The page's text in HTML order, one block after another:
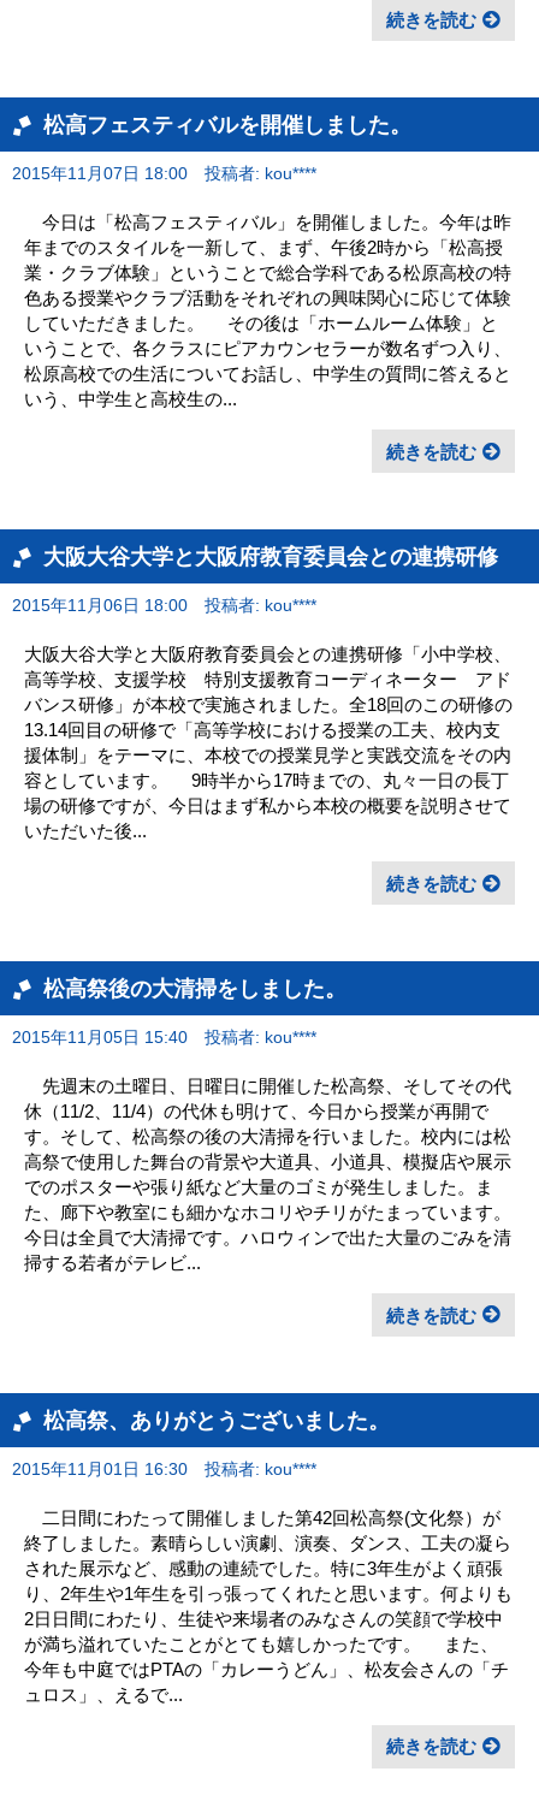
続きを読む
松高フェスティバルを開催しました。
2015年11月07日 18:00 投稿者: kou****
今日は「松高フェスティバル」を開催しました。今年は昨
年までのスタイルを一新して、まず、午後2時から「松高授
業・クラブ体験」ということで総合学科である松原高校の特
色ある授業やクラブ活動をそれぞれの興味関心に応じて体験
していただきました。 その後は「ホームルーム体験」と
いうことで、各クラスにピアカウンセラーが数名ずつ入り、
松原高校での生活についてお話し、中学生の質問に答えると
いう、中学生と高校生の...
続きを読む
大阪大谷大学と大阪府教育委員会との連携研修
2015年11月06日 18:00 投稿者: kou****
大阪大谷大学と大阪府教育委員会との連携研修「小中学校、
高等学校、支援学校 特別支援教育コーディネーター アド
バンス研修」が本校で実施されました。全18回のこの研修の
13.14回目の研修で「高等学校における授業の工夫、校内支
援体制」をテーマに、本校での授業見学と実践交流をその内
容としています。 9時半から17時までの、丸々一日の長丁
場の研修ですが、今日はまず私から本校の概要を説明させて
いただいた後...
続きを読む
松高祭後の大清掃をしました。
2015年11月05日 15:40 投稿者: kou****
先週末の土曜日、日曜日に開催した松高祭、そしてその代
休（11/2、11/4）の代休も明けて、今日から授業が再開で
す。そして、松高祭の後の大清掃を行いました。校内には松
高祭で使用した舞台の背景や大道具、小道具、模擬店や展示
でのポスターや張り紙など大量のゴミが発生しました。ま
た、廊下や教室にも細かなホコリやチリがたまっています。
今日は全員で大清掃です。ハロウィンで出た大量のごみを清
掃する若者がテレビ...
続きを読む
松高祭、ありがとうございました。
2015年11月01日 16:30 投稿者: kou****
二日間にわたって開催しました第42回松高祭(文化祭）が
終了しました。素晴らしい演劇、演奏、ダンス、工夫の凝ら
された展示など、感動の連続でした。特に3年生がよく頑張
り、2年生や1年生を引っ張ってくれたと思います。何よりも
2日日間にわたり、生徒や来場者のみなさんの笑顔で学校中
が満ち溢れていたことがとても嬉しかったです。 また、
今年も中庭ではPTAの「カレーうどん」、松友会さんの「チ
ュロス」、えるで...
続きを読む